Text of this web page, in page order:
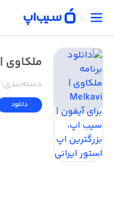
ملکاوی | Melkavi
دسته‌بندی:
دانلود